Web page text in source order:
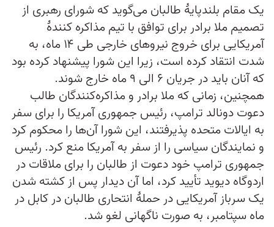
یک مقام بلندپایۀ طالبان می‌گوید که شورای رهبری از
تصمیم ملا برادر برای توافق با تیم مذاکره کنندۀ
آمریکایی برای خروج نیروهای خارجی طی ۱۴ ماه، به
شدت انتقاد کرده است، زیرا این شورا پیشنهاد کرده بود
که آنان باید در جریان ۶ الی ۹ ماه خارج شوند.
همچنین، زمانی که ملا برادر و مذاکره‌کنندگان طالب
دعوت دونالد ترامپ، رئیس جمهوری آمریکا را برای سفر
به ایالات متحده پذیرفتند، این شورا آن‌ها را محکوم کرد
و نمایندگان سیاسی را از سفر به آمریکا منع کرد. رئیس
جمهوری ترامپ خود دعوت از طالبان را برای ملاقات در
اردوگاه دیوید تأیید کرد، اما آن دیدار پس از کشته شدن
یک سرباز آمریکایی در حملۀ انتحاری طالبان در کابل در
ماه سپتامبر، به صورت ناگهانی لغو شد.